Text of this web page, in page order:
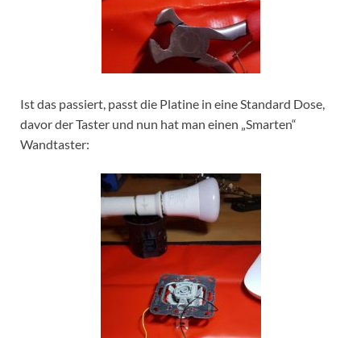
Ist das passiert, passt die Platine in eine Standard Dose,
davor der Taster und nun hat man einen „Smarten“
Wandtaster: